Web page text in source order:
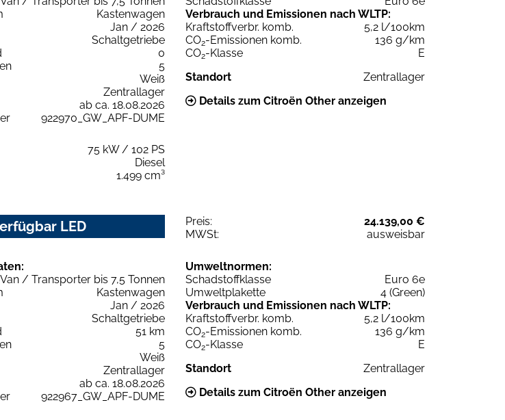
Kastenwagen
Jan / 2026
Schaltgetriebe
0
5
Weiß
Zentrallager
ab ca. 18.08.2026
922970_GW_APF-DUME
75 kW / 102 PS
Diesel
1.499 cm³
Verbrauch und Emissionen nach WLTP:
Kraftstoffverbr. komb.
5,2 l/100km
CO2-Emissionen komb.
136 g/km
CO2-Klasse
E
Standort
Zentrallager
Details zum Citroën Other anzeigen
LED Preis:
24.139,00 €
MWSt:
ausweisbar
Van / Transporter bis 7,5 Tonnen
Kastenwagen
Jan / 2026
Schaltgetriebe
51 km
5
Weiß
Zentrallager
ab ca. 18.08.2026
922967_GW_APF-DUME
Umweltnormen:
Schadstoffklasse
Euro 6e
Umweltplakette
4 (Green)
Verbrauch und Emissionen nach WLTP:
Kraftstoffverbr. komb.
5,2 l/100km
CO2-Emissionen komb.
136 g/km
CO2-Klasse
E
Standort
Zentrallager
Details zum Citroën Other anzeigen